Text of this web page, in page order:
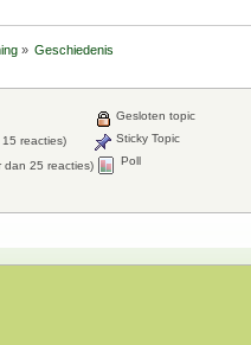
» Geschiedenis
reacties)
dan 25 reacties)
Gesloten topic
Sticky Topic
Poll